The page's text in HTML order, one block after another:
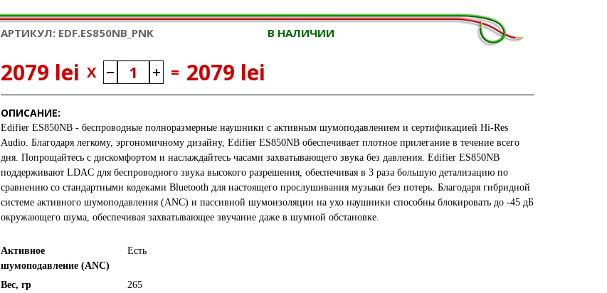
АРТИКУЛ: EDF.ES850NB_PNK В НАЛИЧИИ
2079 lei X = 2079 lei
ОПИСАНИЕ:
Edifier ES850NB - беспроводные полноразмерные наушники с активным шумоподавлением и сертификацией Hi-Res
Audio. Благодаря легкому, эргономичному дизайну, Edifier ES850NB обеспечивает плотное прилегание в течение всего
дня. Попрощайтесь с дискомфортом и наслаждайтесь часами захватывающего звука без давления. Edifier ES850NB
поддерживают LDAC для беспроводного звука высокого разрешения, обеспечивая в 3 раза большую детализацию по
сравнению со стандартными кодеками Bluetooth для настоящего прослушивания музыки без потерь. Благодаря гибридной
системе активного шумоподавления (ANC) и пассивной шумоизоляции на ухо наушники способны блокировать до -45 дБ
окружающего шума, обеспечивая захватывающее звучание даже в шумной обстановке.
Активное
шумоподавление (ANC)
Есть
Вес, гр
265